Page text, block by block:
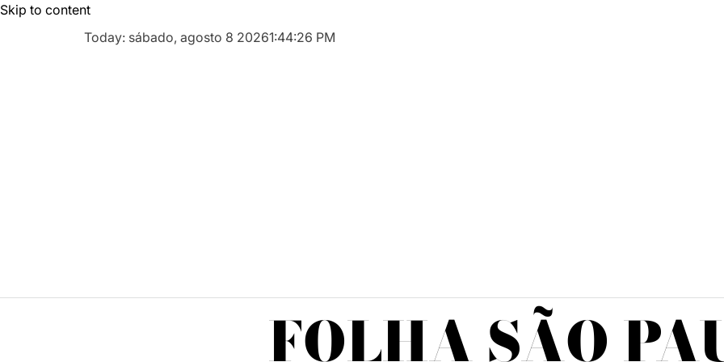
Skip to content
Today: sábado, agosto 8 20261:44:27 PM
FOLHA SÃO